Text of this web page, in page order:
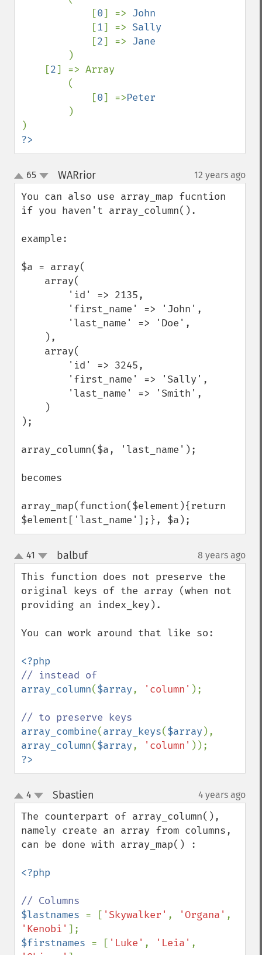
            [
0] => John
[1] => Sally
[2] => Jane
)
    [
2] => Array
            [
0] =>Peter
)
?>
up
down
65 WARrior¶ 12 years ago
You can also use array_map fucntion
if you haven't array_column().
example:
$a = array(
);
array_column($a, 'last_name');
becomes
array_map(function($element){return
$element['last_name'];}, $a);
up
down
41 balbuf¶ 8 years ago
This function does not preserve the
original keys of the array (when not
providing an index_key).
You can work around that like so:
array_column($array, 'column' );
array_combine(array_keys($array
array_column($array, 'column'
?>
up
down
4 Sbastien 4 years ago
The counterpart of array_column(),
namely create an array from columns,
can be done with array_map() :
<?php
$lastnames = [ 'Skywalker' , 'Organa'
'Kenobi'
$firstnames = [ 'Luke' , 'Leia'